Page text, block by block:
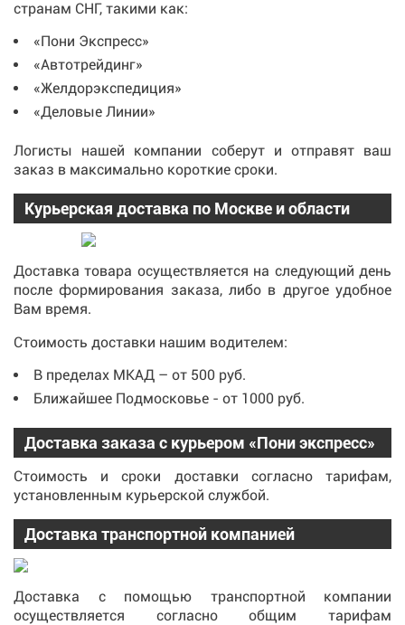
странам СНГ, такими как:
«Пони Экспресс»
«Автотрейдинг»
«Желдорэкспедиция»
«Деловые Линии»
Логисты нашей компании соберут и отправят ваш
заказ в максимально короткие сроки.
Курьерская доставка по Москве и области
Доставка товара осуществляется на следующий день
после формирования заказа, либо в другое удобное
Вам время.
Стоимость доставки нашим водителем:
В пределах МКАД – от 500 руб.
Ближайшее Подмосковье - от 1000 руб.
Доставка заказа с курьером «Пони экспресс»
Стоимость и сроки доставки согласно тарифам,
установленным курьерской службой.
Доставка транспортной компанией
Доставка с помощью транспортной компании
осуществляется согласно общим тарифам